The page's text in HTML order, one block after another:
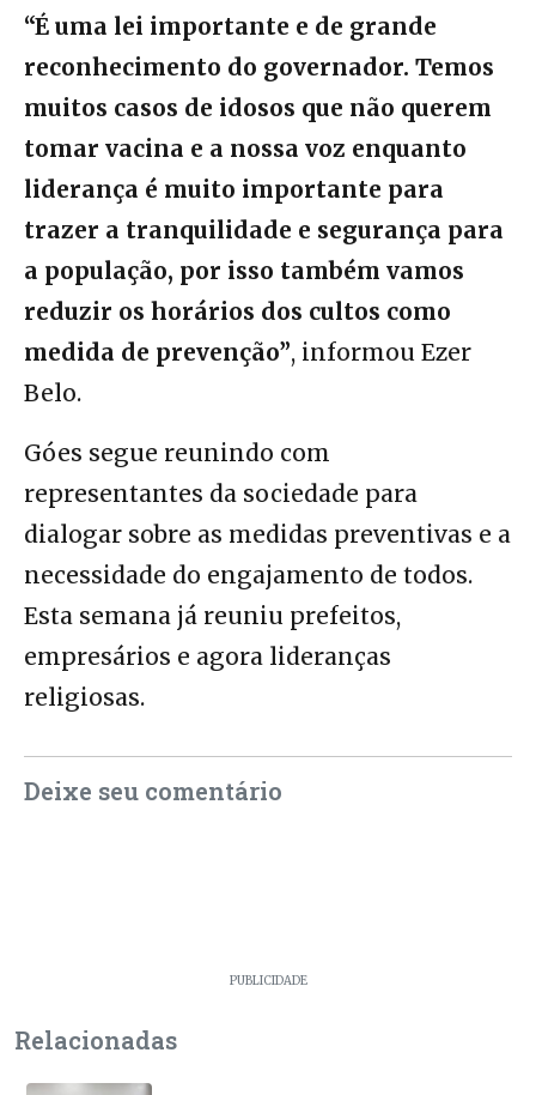
“É uma lei importante e de grande
reconhecimento do governador. Temos
muitos casos de idosos que não querem
tomar vacina e a nossa voz enquanto
liderança é muito importante para
trazer a tranquilidade e segurança para
a população, por isso também vamos
reduzir os horários dos cultos como
medida de prevenção”, informou Ezer
Belo.
Góes segue reunindo com
representantes da sociedade para
dialogar sobre as medidas preventivas e a
necessidade do engajamento de todos.
Esta semana já reuniu prefeitos,
empresários e agora lideranças
religiosas.
Deixe seu comentário
PUBLICIDADE
Relacionadas